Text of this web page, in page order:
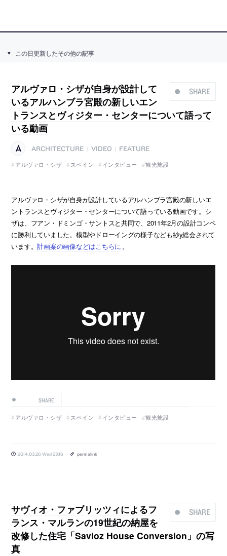
この日更新したその他の記事
SHARE
アルヴァロ・シザが自身が設計して
いるアルハンブラ宮殿の新しいエン
トランスとヴィジター・センターについて語って
いる動画
ARCHITECTURE VIDEO
FEATURE
アルヴァロ・シザ
スペイン インタビュー 観光施設
アルヴァロ・シザが自身が設計しているアルハンブラ宮殿の新しいエ
ントランスとヴィジター・センターについて語っている動画です。シ
ザは、フアン・ドミンゴ・サントスと共同で、2011年2月の設計コンペ
に勝利していました。模型やドローイングの様子なども紗y総会されて
います。計画案の画像などはこちらに 。
SHARE
アルヴァロ・シザ スペイン インタビュー 観光施設
2014.03.26 Wed 23:16 permalink
SHARE
サヴィオ・ファブリッツィによるフ
ランス・マルランの19世紀の納屋を
改修した住宅「Savioz House Conversion」の写
真